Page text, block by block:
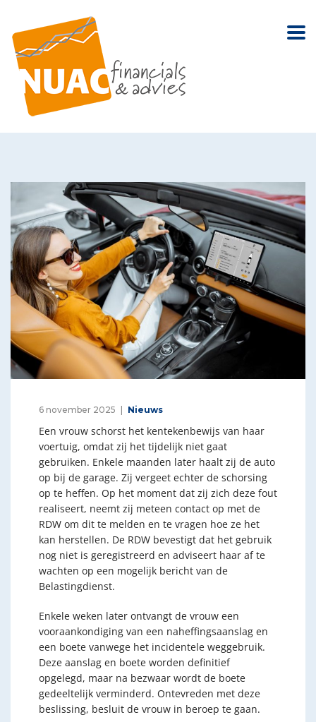
6 november 2025 Nieuws
Een vrouw schorst het kentekenbewijs van haar
voertuig, omdat zij het tijdelijk niet gaat
gebruiken. Enkele maanden later haalt zij de auto
op bij de garage. Zij vergeet echter de schorsing
op te heffen. Op het moment dat zij zich deze fout
realiseert, neemt zij meteen contact op met de
RDW om dit te melden en te vragen hoe ze het
kan herstellen. De RDW bevestigt dat het gebruik
nog niet is geregistreerd en adviseert haar af te
wachten op een mogelijk bericht van de
Belastingdienst.
Enkele weken later ontvangt de vrouw een
vooraankondiging van een naheffingsaanslag en
een boete vanwege het incidentele weggebruik.
Deze aanslag en boete worden definitief
opgelegd, maar na bezwaar wordt de boete
gedeeltelijk verminderd. Ontevreden met deze
beslissing, besluit de vrouw in beroep te gaan.